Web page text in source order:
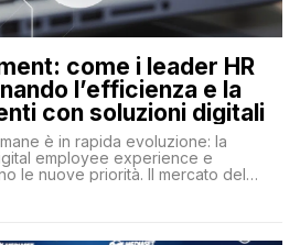
come i leader HR
l’efficienza e la
con soluzioni digitali
è in rapida evoluzione: la
employee experience e
le nuove priorità. Il mercato del
più competitivo con una lotta